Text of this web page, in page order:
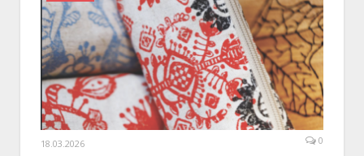
18.03.2026 0